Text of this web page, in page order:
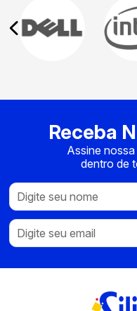
Receba
Assine
dentro de